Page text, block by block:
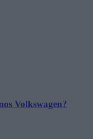
Volkswagen?